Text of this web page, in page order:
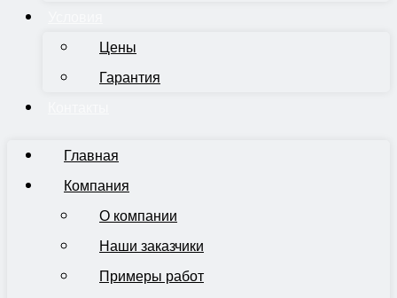
Цены
Гарантия
Главная
Компания
О компании
Наши заказчики
Примеры работ